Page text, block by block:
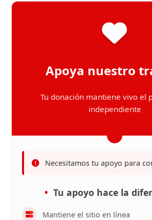
Apoya nuestro
Tu donación mantiene vivo el
independiente
Necesitamos tu apoyo para
Tu apoyo hace la
Mantiene el sitio en línea